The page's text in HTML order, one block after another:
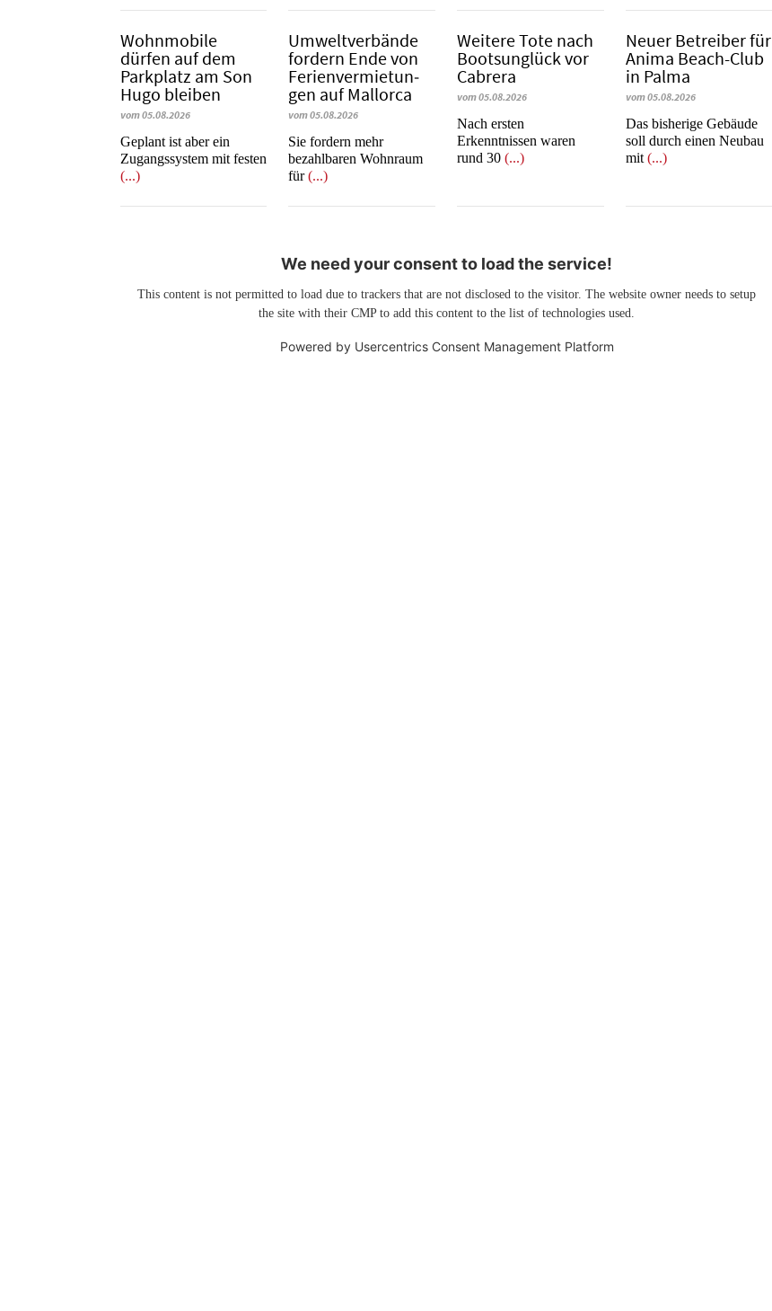
Wohnmobile
dürfen auf dem
Parkplatz am Son
Hugo bleiben
vom 05.08.2026
Geplant ist aber ein
Zugangssystem mit festen
(...)
Umweltverbände
fordern Ende von
Fe­ri­en­ver­mie­tun­
gen auf Mallorca
vom 05.08.2026
Sie fordern mehr
bezahlbaren Wohnraum
für(...)
Weitere Tote nach
Bootsunglück vor
Cabrera
vom 05.08.2026
​​​​​​​Nach ersten
Erkenntnissen waren
rund 30(...)
Neuer Betreiber für
Anima Beach-Club
in Palma
vom 05.08.2026
Das bisherige Gebäude
soll durch einen Neubau
mit(...)
We need your consent to load the service!
This content is not permitted to load due to trackers that are not disclosed to the visitor. The website owner needs to setup
the site with their CMP to add this content to the list of technologies used.
Powered by Usercentrics Consent Management Platform